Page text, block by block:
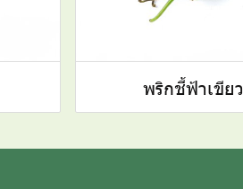
พริกชี้ฟ้าเขียว